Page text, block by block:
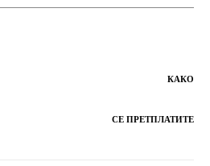
КАКО
СЕ ПРЕТПЛАТИТЕ